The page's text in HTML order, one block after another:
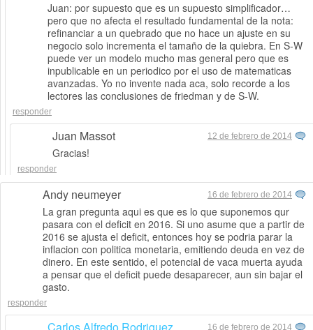
Juan: por supuesto que es un supuesto simplificador…
pero que no afecta el resultado fundamental de la nota:
refinanciar a un quebrado que no hace un ajuste en su
negocio solo incrementa el tamaño de la quiebra. En S-W
puede ver un modelo mucho mas general pero que es
inpublicable en un periodico por el uso de matematicas
avanzadas. Yo no invente nada aca, solo recorde a los
lectores las conclusiones de friedman y de S-W.
responder
Juan Massot 12 de febrero de 2014
Gracias!
responder
Andy neumeyer 16 de febrero de 2014
La gran pregunta aqui es que es lo que suponemos qur
pasara con el deficit en 2016. Si uno asume que a partir de
2016 se ajusta el deficit, entonces hoy se podria parar la
inflacion con politica monetaria, emitiendo deuda en vez de
dinero. En este sentido, el potencial de vaca muerta ayuda
a pensar que el deficit puede desaparecer, aun sin bajar el
gasto.
responder
16 de febrero de 2014